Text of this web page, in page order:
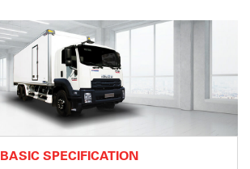
BASIC SPECIFICATION